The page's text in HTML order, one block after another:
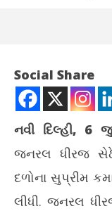
Social Share
નવી દિલ્હી, 6
જનરલ ધીરજ
દળોના સુપ્રીમ
લીધી. જનરલ